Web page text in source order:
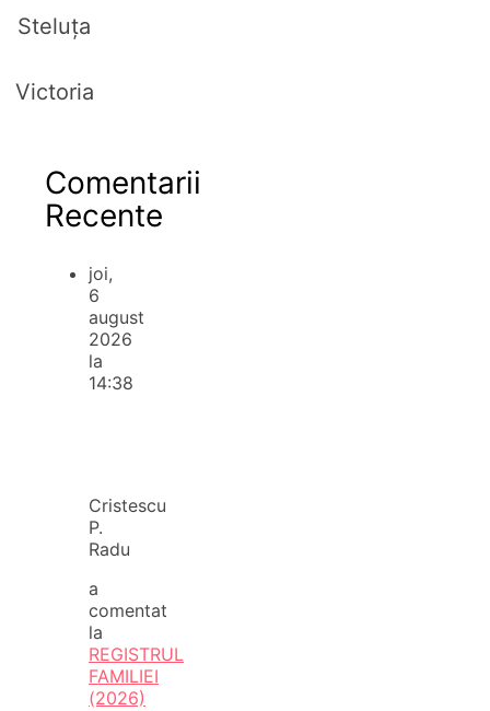
Steluța
Victoria
Comentarii
Recente
joi,
6
august
2026
la
14:38
Cristescu
P.
Radu
a
comentat
la
REGISTRUL
FAMILIEI
(2026)